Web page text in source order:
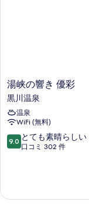
て
の
写
真
を
す
湯
峡
の
響
き
優
彩
湯峡の響き 優彩
黒川温泉
温泉
WiFi (無料)
10
段
て
9.0 とても素晴らしい
口コミ 302 件